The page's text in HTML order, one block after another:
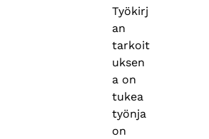
Työkirj
an
tarkoit
uksen
a on
tukea
työnja
on